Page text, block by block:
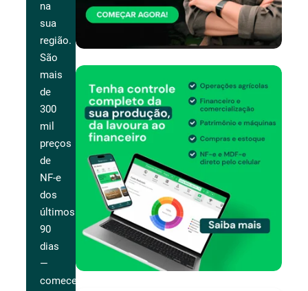
na
sua
região.
São
mais
de
300
mil
preços
de
NF-e
dos
últimos
90
dias
—
comece